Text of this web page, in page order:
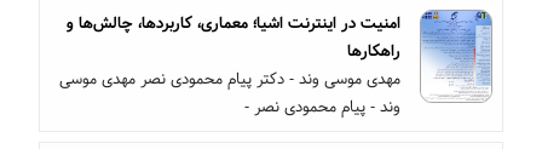
امنیت در اینترنت اشیا؛ معماری، کاربرد‌ها، چالش‌ها و
راهکارها
مهدی موسی وند - دکتر پیام محمودی نصر مهدی موسی
وند - پیام محمودی نصر -